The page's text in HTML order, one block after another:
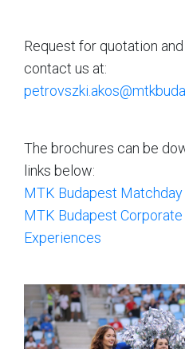
Request for quotation
contact us at:
The brochures can be
links below:
MTK Budapest
MTK Budapest
Experiences